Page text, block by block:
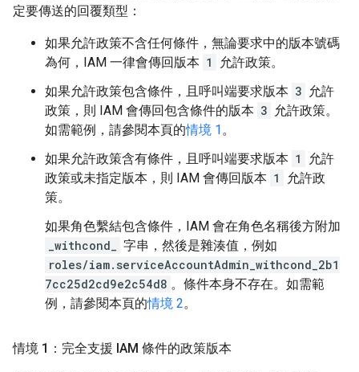
定要傳送的回覆類型：
如果允許政策不含任何條件，無論要求中的版本號碼
為何，IAM 一律會傳回版本 1
允許政策。
如果允許政策包含條件，且呼叫端要求版本 3 允許
政策，則 IAM 會傳回包含條件的版本 3 允許政策。
如需範例，請參閱本頁的情境 1。
如果允許政策含有條件，且呼叫端要求版本 1
允許
政策或未指定版本，則 IAM 會傳回版本 1
允許政
策。
如果角色繫結包含條件，IAM 會在角色名稱後方附加
_withcond_
字串，然後是雜湊值，例如
roles/iam.serviceAccountAdmin_withcond_2b1
7cc25d2cd9e2c54d8 。條件本身不存在。如需範
例，請參閱本頁的情境 2。
情境 1：完全支援 IAM 條件的政策版本